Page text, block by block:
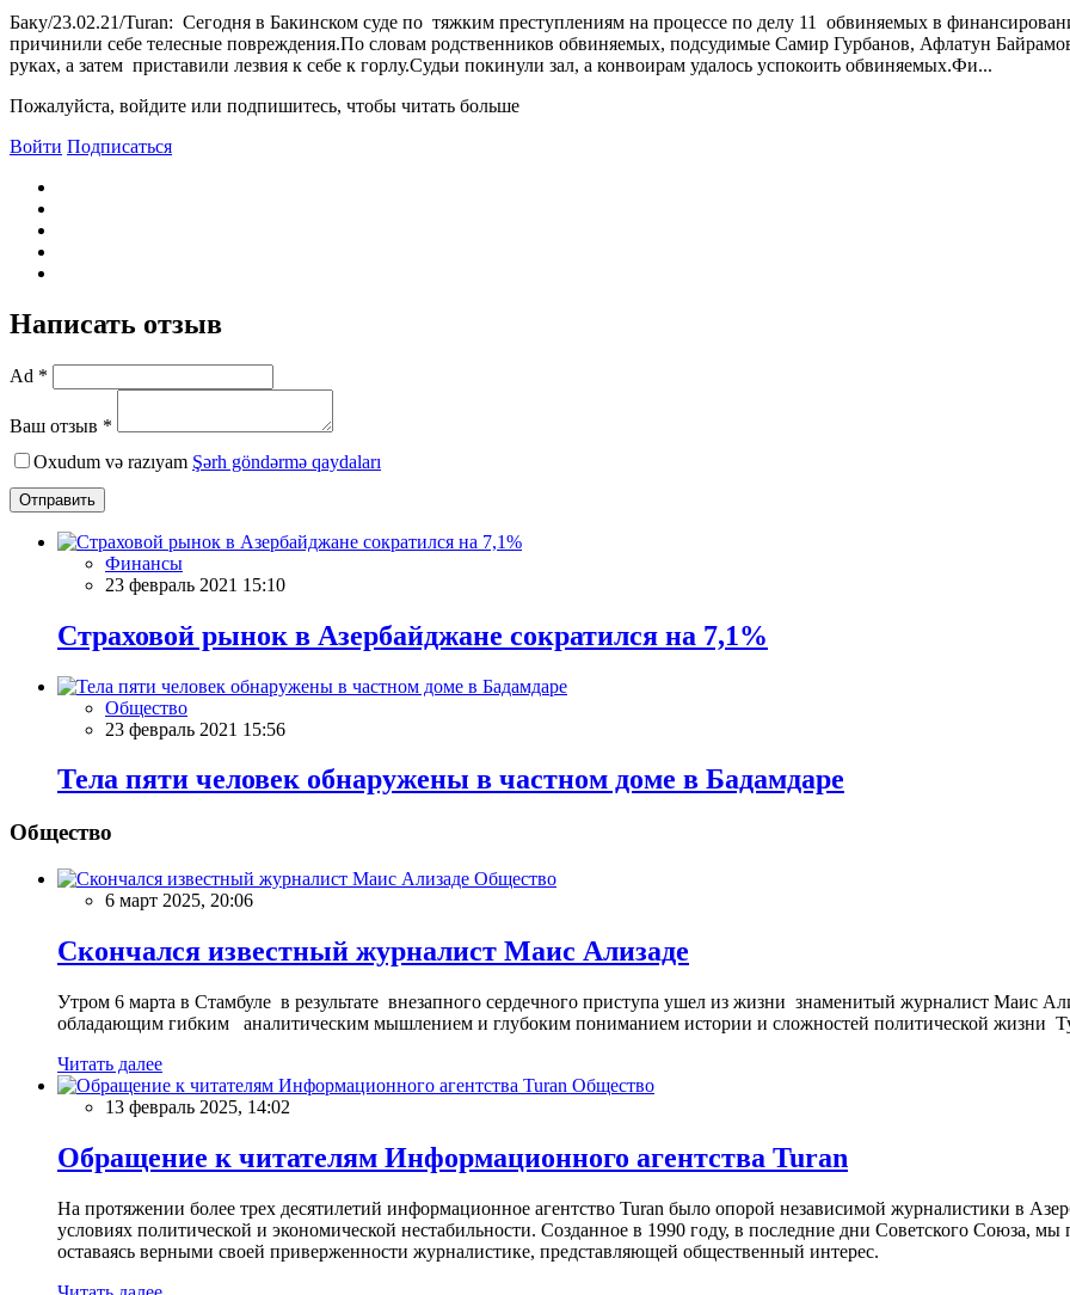
Баку/23.02.21/Turan: Сегодня в Бакинском суде по тяжким преступлениям на процессе по делу 11 обвиняемых в
причинили себе телесные повреждения.По словам родственников обвиняемых, подсудимые Самир Гурбанов, Афлатун
руках, а затем приставили лезвия к себе к горлу.Судьи покинули зал, а конвоирам удалось успокоить обвиняемых.Фи...
Пожалуйста, войдите или подпишитесь, чтобы читать больше
Войти Подписаться
Написать отзыв
Ad *
Ваш отзыв *
Oxudum və razıyam Şərh göndərmə qaydaları
Отправить
Финансы
23 февраль 2021 15:10
Страховой рынок в Азербайджане сократился на 7,1%
Общество
23 февраль 2021 15:56
Тела пяти человек обнаружены в частном доме в Бадамдаре
Общество
Общество
6 март 2025, 20:06
Скончался известный журналист Маис Ализаде
Утром 6 марта в Стамбуле в результате внезапного сердечного приступа ушел из жизни знаменитый журналист Маис
обладающим гибким аналитическим мышлением и глубоким пониманием истории и сложностей политической жизни
Читать далее
Общество
13 февраль 2025, 14:02
Обращение к читателям Информационного агентства Turan
На протяжении более трех десятилетий информационное агентство Turan было опорой независимой журналистики в
условиях политической и экономической нестабильности. Созданное в 1990 году, в последние дни Советского Союза,
оставаясь верными своей приверженности журналистике, представляющей общественный интерес.